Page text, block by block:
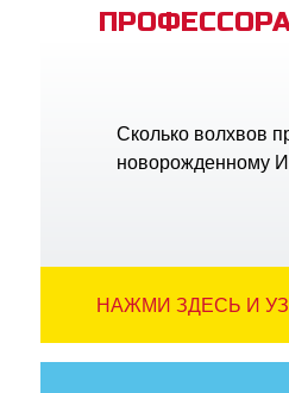
Сколько волхвов
новорожденному
НАЖМИ ЗДЕСЬ И